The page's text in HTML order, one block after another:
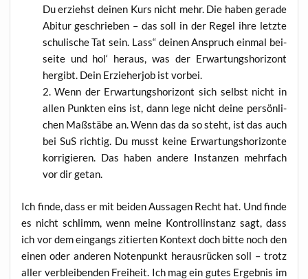
Du erziehst dei­nen Kurs nicht mehr. Die haben gera­de
Abitur geschrie­ben – das soll in der Regel ihre letz­te
schu­li­sche Tat sein. Lass“ dei­nen Anspruch ein­mal bei­
sei­te und hol‘ her­aus, was der Erwar­tungs­ho­ri­zont
her­gibt. Dein Erzie­her­job ist vorbei.
Wenn der Erwar­tungs­ho­ri­zont sich selbst nicht in
allen Punk­ten eins ist, dann lege nicht dei­ne per­sön­li­
chen Maß­stä­be an. Wenn das da so steht, ist das auch
bei SuS rich­tig. Du musst kei­ne Erwar­tungs­ho­ri­zon­te
kor­ri­gie­ren. Das haben ande­re Instan­zen mehr­fach
vor dir getan.
Ich fin­de, dass er mit bei­den Aus­sa­gen Recht hat. Und fin­de
es nicht schlimm, wenn mei­ne Kon­troll­in­stanz sagt, dass
ich vor dem ein­gangs zitier­ten Kon­text doch bit­te noch den
einen oder ande­ren Noten­punkt her­aus­rü­cken soll – trotz
aller ver­blei­ben­den Frei­heit. Ich mag ein gutes Ergeb­nis im